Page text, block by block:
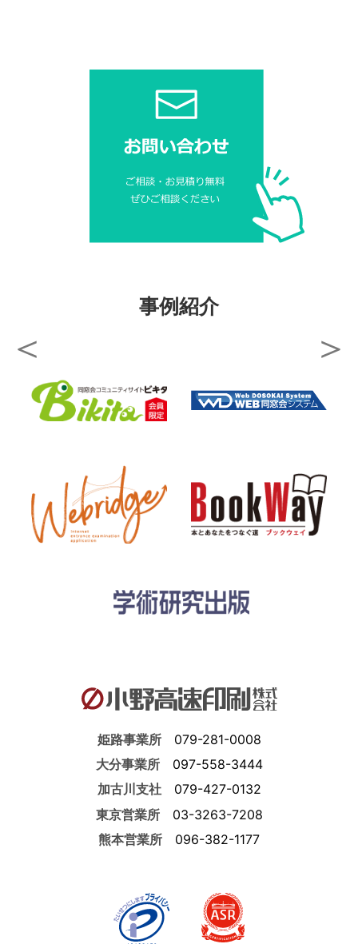
事例紹介
02
姫路事業所
079-281-0008
大分事業所
097-558-3444
加古川支社
079-427-0132
東京営業所
03-3263-7208
熊本営業所
096-382-1177